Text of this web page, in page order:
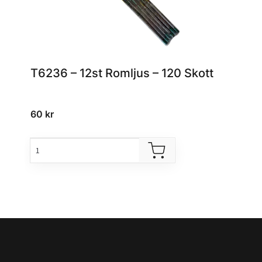
T6236 – 12st Romljus – 120 Skott
60 kr